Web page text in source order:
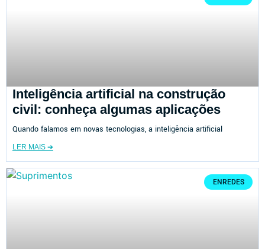
Inteligência artificial na construção
civil: conheça algumas aplicações
Quando falamos em novas tecnologias, a inteligência artificial
LER MAIS ➔
ENREDES